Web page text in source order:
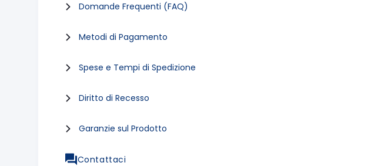
Domande Frequenti (FAQ)
Metodi di Pagamento
Spese e Tempi di Spedizione
Diritto di Recesso
Garanzie sul Prodotto
Contattaci